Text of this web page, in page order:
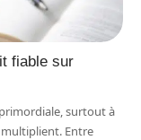
fiable sur
surtout à
Entre